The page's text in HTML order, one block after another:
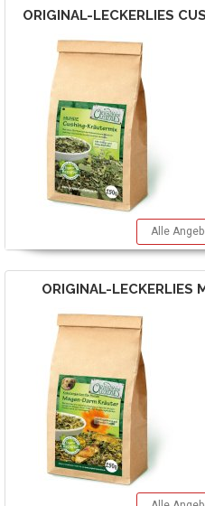
ORIGINAL-LECKERLIES
Alle
ORIGINAL-LECKERLIES